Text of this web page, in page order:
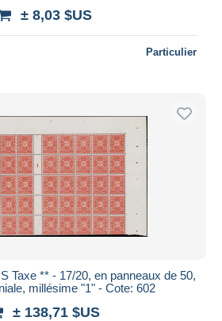
± 8,03 $US
Particulier
Taxe ** - 17/20, en panneaux de 50,
millésime "1" - Cote: 602
± 138,71 $US